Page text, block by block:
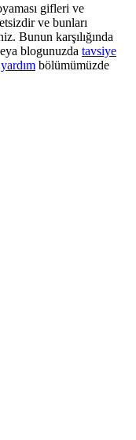
gifleri ve
ve bunları
Bunun karşılığında
blogunuzda tavsiye
yardım bölümümüzde